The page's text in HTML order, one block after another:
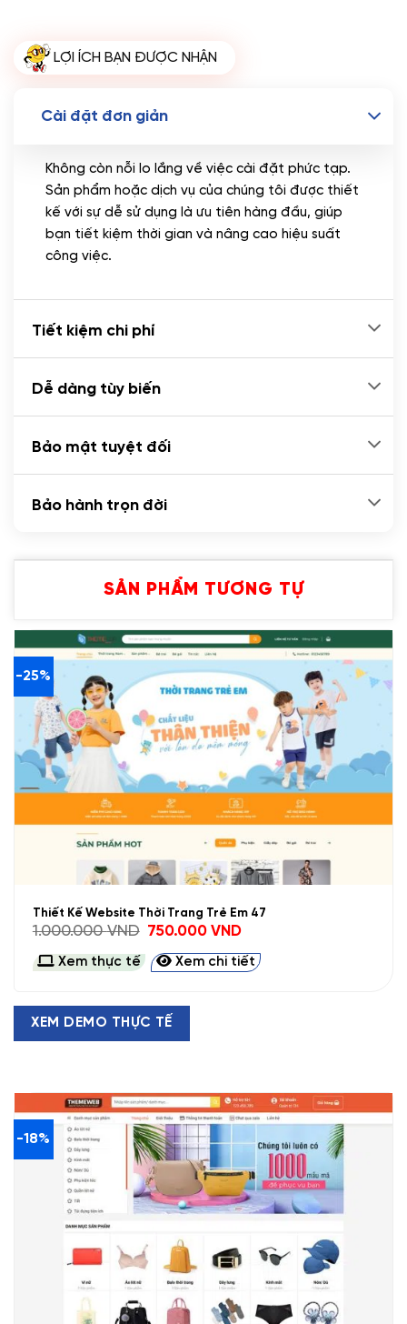
LỢI ÍCH BẠN ĐƯỢC NHẬN
Cài đặt đơn giản
Không còn nỗi lo lắng về việc cài đặt phức tạp.
Sản phẩm hoặc dịch vụ của chúng tôi được thiết
kế với sự dễ sử dụng là ưu tiên hàng đầu, giúp
bạn tiết kiệm thời gian và nâng cao hiệu suất
công việc.
Tiết kiệm chi phí
Dễ dàng tùy biến
Bảo mật tuyệt đối
Bảo hành trọn đời
SẢN PHẨM TƯƠNG TỰ
-25%
Thiết Kế Website Thời Trang Trẻ Em 47
1.000.000VND
Giá
là:
1.000.000 VND.
750.000VNDGiá
tại
là:
750.000 VND.
Xem thực tế Xem chi tiết
XEM DEMO THỰC TẾ
-18%